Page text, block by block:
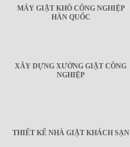
MÁY GIẶT KHÔ CÔNG NGHIỆP
HÀN QUỐC
XÂY DỰNG XƯỞNG GIẶT CÔNG
NGHIỆP
THIẾT KẾ NHÀ GIẶT KHÁCH SẠN